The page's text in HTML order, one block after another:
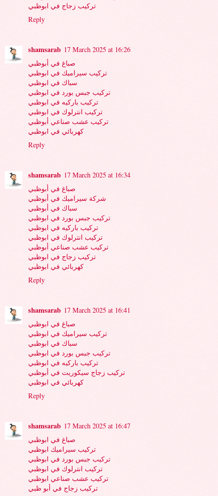
تركيب زجاج في ابوظبي
Reply
shamsarab 17 March 2025 at 16:26
صباغ في أبوظبي
تركيب سيراميك في ابوظبي
سباك في ابوظبي
تركيب جبس بورد في ابوظبي
تركيب باركيه في ابوظبي
تركيب انترلوك في ابوظبي
تركيب عشب صناعي أبوظبي
كهربائي في ابوظبي
Reply
shamsarab 17 March 2025 at 16:34
صباغ في أبوظبي
شركة سيراميك في أبوظبي
سباك في أبوظبي
تركيب جبس بورد في ابوظبي
تركيب باركيه في ابوظبي
تركيب انترلوك في ابوظبي
تركيب عشب صناعي أبوظبي
تركيب زجاج في ابوظبي
كهربائي في ابوظبي
Reply
shamsarab 17 March 2025 at 16:41
صباغ في ابوظبي
تركيب سيراميك في ابوظبي
سباك في ابوظبي
تركيب جبس بورد في ابوظبي
تركيب باركيه في ابوظبي
تركيب زجاج سيكوريت في أبوظبي
كهربائي في ابوظبي
Reply
shamsarab 17 March 2025 at 16:47
صباغ في ابوظبي
تركيب سيراميك ابوظبي
تركيب جبس بورد في ابوظبي
تركيب انترلوك في ابوظبي
تركيب عشب صناعي ابوظبي
تركيب زجاج في أبو ظبي